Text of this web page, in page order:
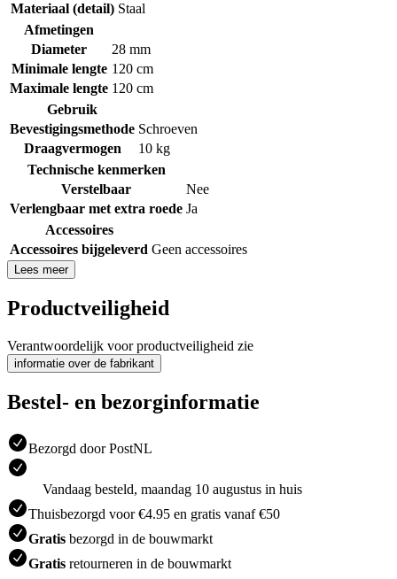
Materiaal (detail) Staal
Afmetingen
Diameter
28 mm
Minimale lengte 120 cm
Maximale lengte 120 cm
Gebruik
Bevestigingsmethode Schroeven
Draagvermogen
10 kg
Technische kenmerken
Verstelbaar
Nee
Verlengbaar met extra roede Ja
Accessoires
Accessoires bijgeleverd Geen accessoires
Lees meer
Productveiligheid
Verantwoordelijk voor productveiligheid zie
informatie over de fabrikant
Bestel- en bezorginformatie
Bezorgd door PostNL
Vandaag besteld, maandag 10 augustus in huis
Thuisbezorgd voor €4.95 en gratis vanaf €50
Gratis bezorgd in de bouwmarkt
Gratis retourneren in de bouwmarkt